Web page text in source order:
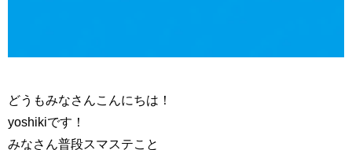
どうもみなさんこんにちは！
yoshikiです！
みなさん普段スマステこと